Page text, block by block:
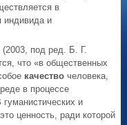
в
индивида и
под ред. Б. Г.
что «в общественных
качество человека,
в процессе
и
ценность, ради которой